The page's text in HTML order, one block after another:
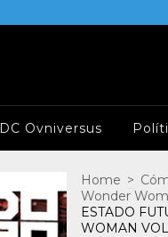
DC Ovniversus
Home >
Wonder
ESTADO
WOMAN